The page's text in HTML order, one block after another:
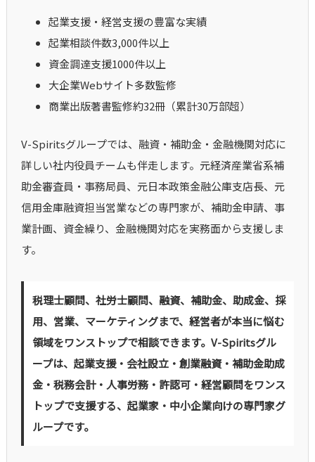
起業支援・経営支援の豊富な実績
起業相談件数3,000件以上
資金調達支援1000件以上
大企業Webサイト多数監修
商業出版著書監修約32冊（累計30万部超）
V-Spiritsグループでは、融資・補助金・金融機関対応に
詳しい社内役員チームも伴走します。元経済産業省系補
助金審査員・事務局員、元日本政策金融公庫支店長、元
信用金庫融資担当営業などの専門家が、補助金申請、事
業計画、資金繰り、金融機関対応を実務面から支援しま
す。
税理士顧問、社労士顧問、融資、補助金、助成金、採
用、営業、マーケティングまで、経営者が本当に悩む
領域をワンストップで相談できます。V-Spiritsグル
ープは、起業支援・会社設立・創業融資・補助金助成
金・税務会計・人事労務・許認可・経営顧問をワンス
トップで支援する、起業家・中小企業向けの専門家グ
ループです。